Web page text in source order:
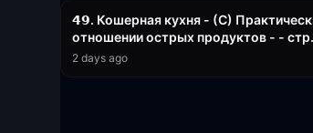
𝟰𝟵. Кошерная кухня - (С)
отношении острых
2 days ago